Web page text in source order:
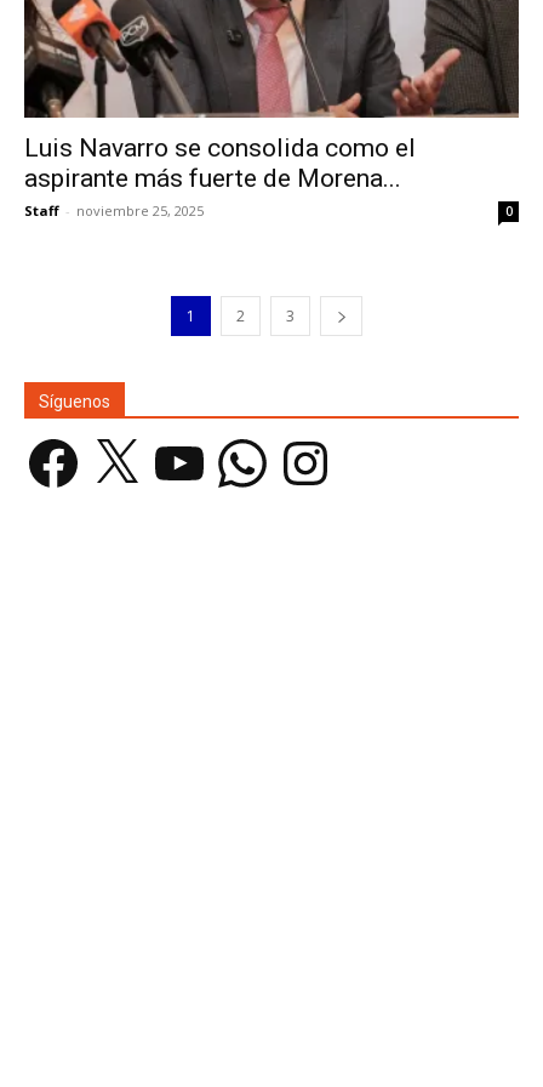
Luis Navarro se consolida como el
aspirante más fuerte de Morena...
Staff - noviembre 25, 2025 0
1 2 3
Síguenos
Facebook WhatsAppInstagram